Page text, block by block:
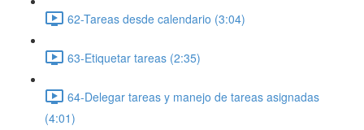
62-Tareas desde calendario (3:04)
63-Etiquetar tareas (2:35)
64-Delegar tareas y manejo de tareas asignadas
(4:01)